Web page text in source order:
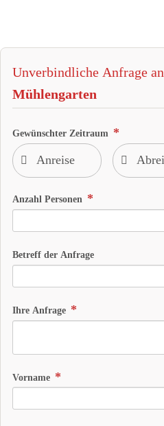
Unverbindliche Anfrage an
Mühlengarten
Gewünschter Zeitraum
Anzahl Personen
Betreff der Anfrage
Ihre Anfrage
Vorname